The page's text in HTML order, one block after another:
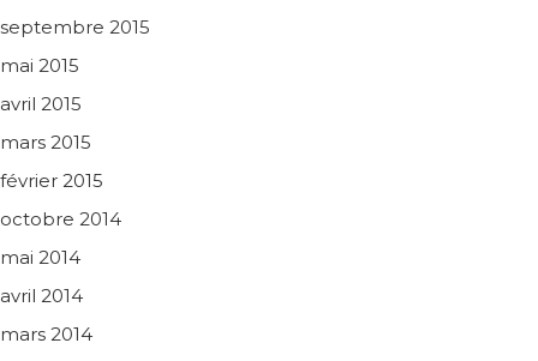
septembre 2015
mai 2015
avril 2015
mars 2015
février 2015
octobre 2014
mai 2014
avril 2014
mars 2014